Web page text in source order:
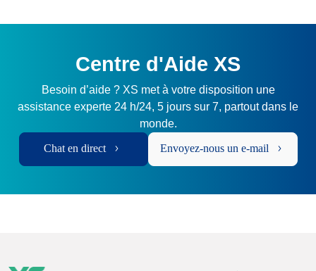
Centre d'Aide XS
Besoin d’aide ? XS met à votre disposition une
assistance experte 24 h/24, 5 jours sur 7, partout dans le
monde.
Chat en direct Envoyez-nous un e-mail